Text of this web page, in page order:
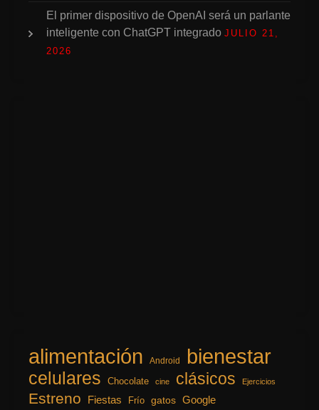
El primer dispositivo de OpenAI será un parlante
inteligente con ChatGPT integrado JULIO 21,
2026
alimentación Android bienestar
celulares Chocolate cine clásicos Ejercicios
Estreno Fiestas Frío gatos Google